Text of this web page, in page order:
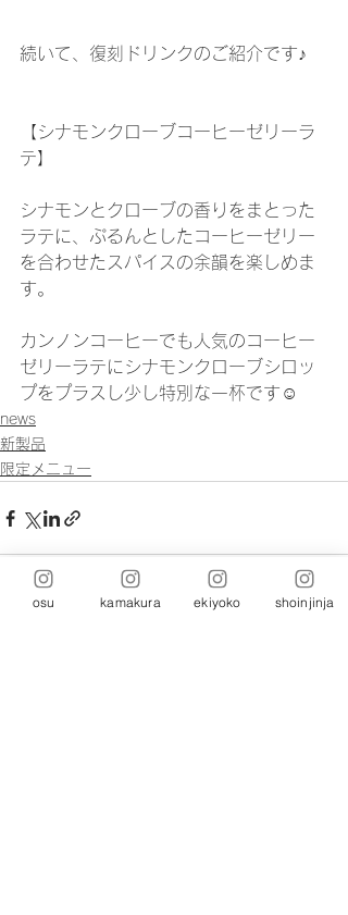
続いて、復刻ドリンクのご紹介です♪
【シナモンクローブコーヒーゼリーラ
テ】
シナモンとクローブの香りをまとった
ラテに、ぷるんとしたコーヒーゼリー
を合わせたスパイスの余韻を楽しめま
す。
カンノンコーヒーでも人気のコーヒー
ゼリーラテにシナモンクローブシロッ
プをプラスし少し特別な一杯です☺️
news
新製品
限定メニュー
osu kamakura ekiyoko shoinjinja